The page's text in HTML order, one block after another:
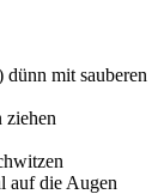
dünn mit sauberen
ziehen
auf die Augen